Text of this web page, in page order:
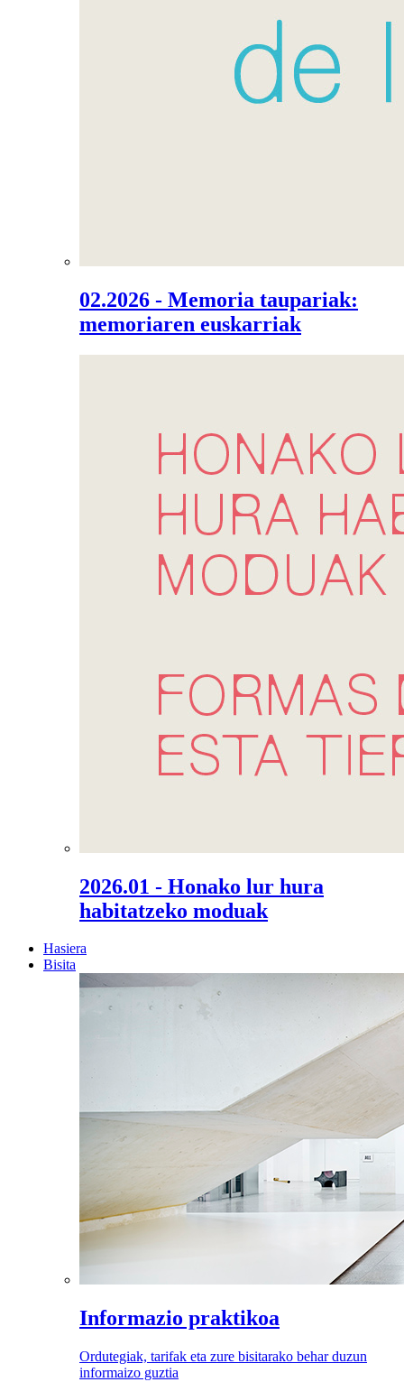
02.2026 - Memoria taupariak:
memoriaren euskarriak
2026.01 - Honako lur hura
habitatzeko moduak
Hasiera
Bisita
Informazio praktikoa
Ordutegiak, tarifak eta zure bisitarako behar duzun
informaizo guztia